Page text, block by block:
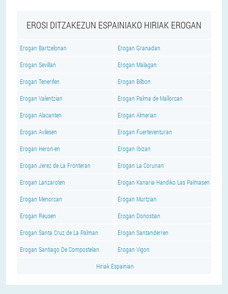
EROSI DITZAKEZUN ESPAINIAKO HIRIAK EROGAN
Erogan Bartzelonan Erogan Granadan
Erogan Sevillan Erogan Malagan
Erogan Tenerifen Erogan Bilbon
Erogan Valentzian Erogan Palma de Mallorcan
Erogan Alacanten Erogan Almerian
Erogan Avilesen Erogan Fuerteventuran
Erogan Heron-en Erogan Ibizan
Erogan Jerez de La Fronteran Erogan La Corunan
Erogan Lanzaroten Erogan Kanaria Handiko Las Palmasen
Erogan Menorcan Erogan Murtzian
Erogan Reusen Erogan Donostian
Erogan Santa Cruz de La Palman Erogan Santanderren
Erogan Santiago De Compostelan Erogan Vigon
Hiriak Espainian